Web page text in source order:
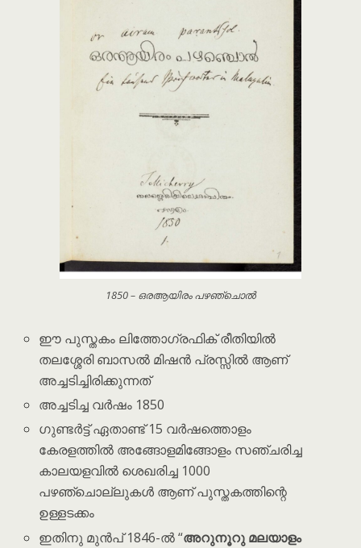
1850 – ഒരആയിരം പഴഞ്ചൊൽ
ഈ പുസ്തകം ലിത്തോഗ്രഫിക് രീതിയിൽ
തലശ്ശേരി ബാസൽ മിഷൻ പ്രസ്സിൽ ആണ്
അച്ചടിച്ചിരിക്കുന്നത്
അച്ചടിച്ച വർഷം 1850
ഗുണ്ടർട്ട് ഏതാണ്ട് 15 വർഷത്തൊളം
കേരളത്തിൽ അങ്ങോളമിങ്ങോളം സഞ്ചരിച്ച
കാലയളവിൽ ശെഖരിച്ച 1000
പഴഞ്ചൊല്ലുകൾ ആണ് പുസ്തകത്തിന്റെ
ഉള്ളടക്കം
ഇതിനു മുൻപ് 1846-ൽ “അറുനൂറു മലയാളം